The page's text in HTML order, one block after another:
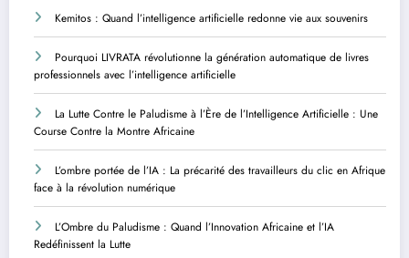
Kemitos : Quand l’intelligence artificielle redonne vie aux souvenirs
Pourquoi LIVRATA révolutionne la génération automatique de livres
professionnels avec l’intelligence artificielle
La Lutte Contre le Paludisme à l’Ère de l’Intelligence Artificielle : Une
Course Contre la Montre Africaine
L’ombre portée de l’IA : La précarité des travailleurs du clic en Afrique
face à la révolution numérique
L’Ombre du Paludisme : Quand l’Innovation Africaine et l’IA
Redéfinissent la Lutte